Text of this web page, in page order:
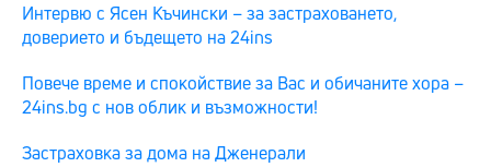
Интервю с Ясен Къчински – за застраховането,
доверието и бъдещето на 24ins
Повече време и спокойствие за Вас и обичаните хора –
24ins.bg с нов облик и възможности!
Застраховка за дома на Дженерали